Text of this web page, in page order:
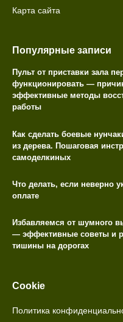
Карта сайта
Популярные записи
Пульт от приставки зала
функционировать —
эффективные методы
работы
Как сделать боевые
из дерева. Пошаговая
самоделкиных
Что делать, если неверно
оплате
Избавляемся от шумного
— эффективные советы и
тишины на дорогах
Cookie
Политика